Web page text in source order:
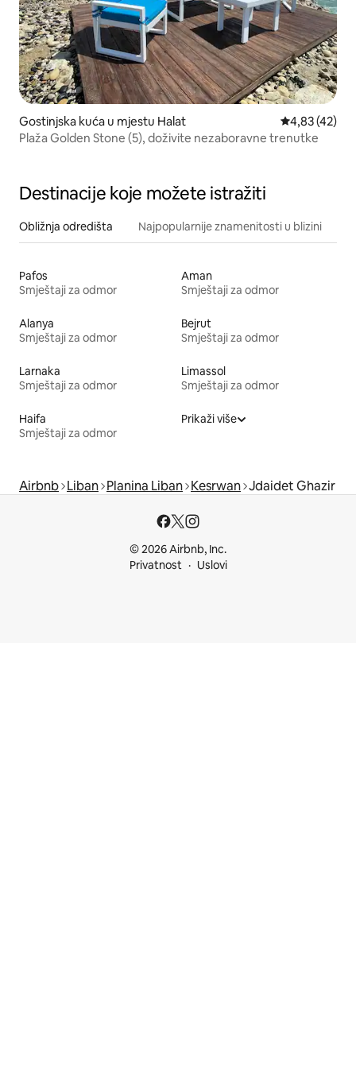
Gostinjska kuća u mjestu Halat Prosječna
4,83 (42)
Plaža Golden Stone (5), doživite nezaboravne trenutke
Destinacije koje možete istražiti
Obližnja odredišta Najpopularnije znamenitosti u blizini
Pafos
Smještaji za odmor
Aman
Smještaji za odmor
Alanya
Smještaji za odmor
Bejrut
Smještaji za odmor
Larnaka
Smještaji za odmor
Limassol
Smještaji za odmor
Haifa
Smještaji za odmor
Prikaži više
Airbnb Liban Planina Liban Kesrwan Jdaidet Ghazir
© 2026 Airbnb, Inc.
Privatnost
Uslovi